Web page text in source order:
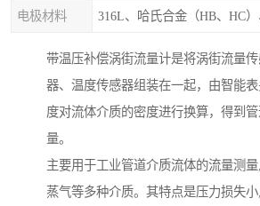
电极材料
带温压补偿涡街流量计是将涡街流量
器、温度传感器组装在一起，由智能
度对流体介质的密度进行换算，得到
量。
主要用于工业管道介质流体的流量测量
蒸气等多种介质。其特点是压力损失